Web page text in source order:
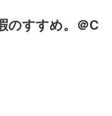
のすすめ。＠C